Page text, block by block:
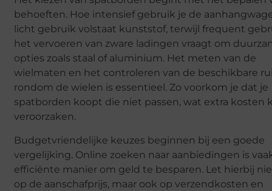
behoeften. Hoe intensief gebruik je de
licht gebruik volstaat kunststof, terwijl frequent
het vervoeren van zware ladingen vraagt om
opties zoals staal of aluminium. Het meten van de
wielmaten en het controleren van de beschikbare
rondom de wielen is essentieel. Zo voorkom je dat je
spatborden koopt die niet passen, wat extra kosten
veroorzaken.
Budgetvriendelijke keuzes beginnen bij een goede
vergelijking. Online zoeken naar aanbiedingen is
efficiënte manier om geld te besparen. Let hierbij
op de aanschafprijs, maar ook op verzendkosten en